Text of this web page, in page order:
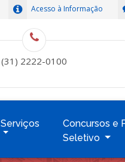
Acesso à Informação
(31) 2222-0100
Serviços
Concursos e
Seletivo